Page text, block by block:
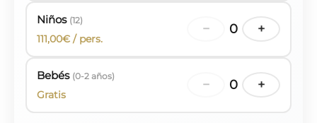
Niños (12)
111,00€ / pers.
− 0 +
Bebés (0-2 años)
Gratis
− 0 +